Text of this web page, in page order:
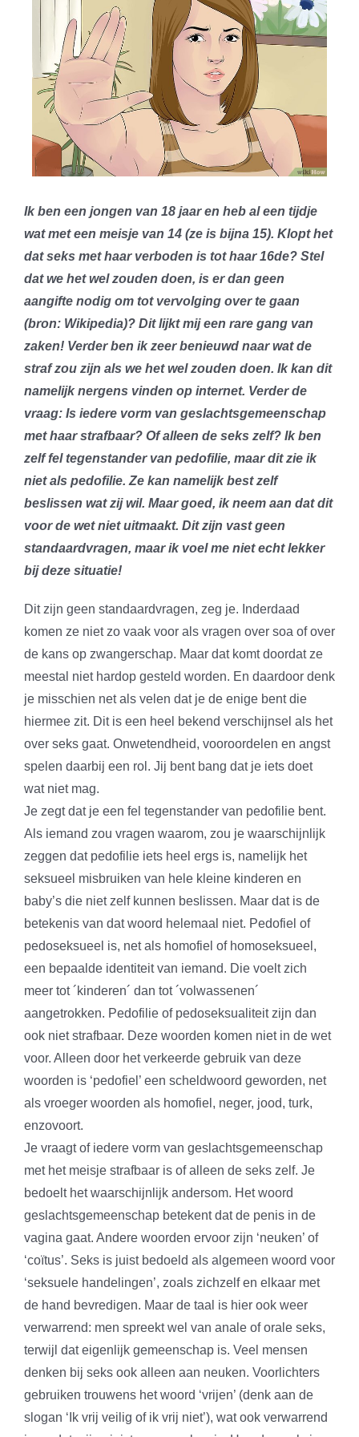
Ik ben een jongen van 18 jaar en heb al een tijdje
wat met een meisje van 14 (ze is bijna 15). Klopt het
dat seks met haar verboden is tot haar 16de? Stel
dat we het wel zouden doen, is er dan geen
aangifte nodig om tot vervolging over te gaan
(bron: Wikipedia)? Dit lijkt mij een rare gang van
zaken! Verder ben ik zeer benieuwd naar wat de
straf zou zijn als we het wel zouden doen. Ik kan dit
namelijk nergens vinden op internet. Verder de
vraag: Is iedere vorm van geslachtsgemeenschap
met haar strafbaar? Of alleen de seks zelf? Ik ben
zelf fel tegenstander van pedofilie, maar dit zie ik
niet als pedofilie. Ze kan namelijk best zelf
beslissen wat zij wil. Maar goed, ik neem aan dat dit
voor de wet niet uitmaakt. Dit zijn vast geen
standaardvragen, maar ik voel me niet echt lekker
bij deze situatie!
Dit zijn geen standaardvragen, zeg je. Inderdaad
komen ze niet zo vaak voor als vragen over soa of over
de kans op zwangerschap. Maar dat komt doordat ze
meestal niet hardop gesteld worden. En daardoor denk
je misschien net als velen dat je de enige bent die
hiermee zit. Dit is een heel bekend verschijnsel als het
over seks gaat. Onwetendheid, vooroordelen en angst
spelen daarbij een rol. Jij bent bang dat je iets doet
wat niet mag.
Je zegt dat je een fel tegenstander van pedofilie bent.
Als iemand zou vragen waarom, zou je waarschijnlijk
zeggen dat pedofilie iets heel ergs is, namelijk het
seksueel misbruiken van hele kleine kinderen en
baby’s die niet zelf kunnen beslissen. Maar dat is de
betekenis van dat woord helemaal niet. Pedofiel of
pedoseksueel is, net als homofiel of homoseksueel,
een bepaalde identiteit van iemand. Die voelt zich
meer tot ´kinderen´ dan tot ´volwassenen´
aangetrokken. Pedofilie of pedoseksualiteit zijn dan
ook niet strafbaar. Deze woorden komen niet in de wet
voor. Alleen door het verkeerde gebruik van deze
woorden is ‘pedofiel’ een scheldwoord geworden, net
als vroeger woorden als homofiel, neger, jood, turk,
enzovoort.
Je vraagt of iedere vorm van geslachtsgemeenschap
met het meisje strafbaar is of alleen de seks zelf. Je
bedoelt het waarschijnlijk andersom. Het woord
geslachtsgemeenschap betekent dat de penis in de
vagina gaat. Andere woorden ervoor zijn ‘neuken’ of
‘coïtus’. Seks is juist bedoeld als algemeen woord voor
‘seksuele handelingen’, zoals zichzelf en elkaar met
de hand bevredigen. Maar de taal is hier ook weer
verwarrend: men spreekt wel van anale of orale seks,
terwijl dat eigenlijk gemeenschap is. Veel mensen
denken bij seks ook alleen aan neuken. Voorlichters
gebruiken trouwens het woord ‘vrijen’ (denk aan de
slogan ‘Ik vrij veilig of ik vrij niet’), wat ook verwarrend